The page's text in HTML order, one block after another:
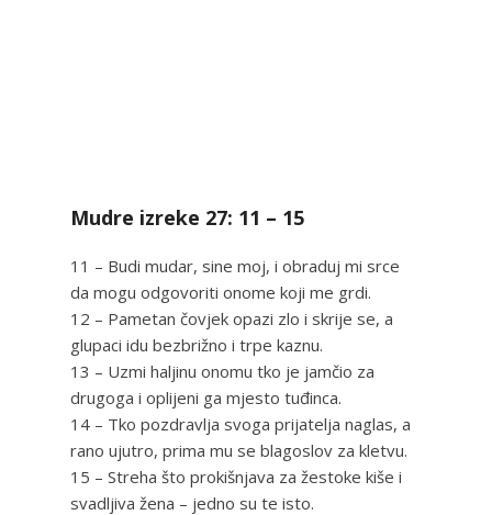
Mudre izreke 27: 11 – 15
11 – Budi mudar, sine moj, i obraduj mi srce
da mogu odgovoriti onome koji me grdi.
12 – Pametan čovjek opazi zlo i skrije se, a
glupaci idu bezbrižno i trpe kaznu.
13 – Uzmi haljinu onomu tko je jamčio za
drugoga i oplijeni ga mjesto tuđinca.
14 – Tko pozdravlja svoga prijatelja naglas, a
rano ujutro, prima mu se blagoslov za kletvu.
15 – Streha što prokišnjava za žestoke kiše i
svadljiva žena – jedno su te isto.